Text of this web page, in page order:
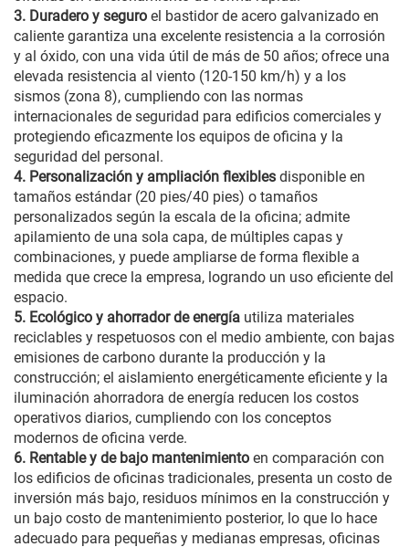
3. Duradero y seguro el bastidor de acero galvanizado en
caliente garantiza una excelente resistencia a la corrosión
y al óxido, con una vida útil de más de 50 años; ofrece una
elevada resistencia al viento (120-150 km/h) y a los
sismos (zona 8), cumpliendo con las normas
internacionales de seguridad para edificios comerciales y
protegiendo eficazmente los equipos de oficina y la
seguridad del personal.
4. Personalización y ampliación flexibles disponible en
tamaños estándar (20 pies/40 pies) o tamaños
personalizados según la escala de la oficina; admite
apilamiento de una sola capa, de múltiples capas y
combinaciones, y puede ampliarse de forma flexible a
medida que crece la empresa, logrando un uso eficiente del
espacio.
5. Ecológico y ahorrador de energía utiliza materiales
reciclables y respetuosos con el medio ambiente, con bajas
emisiones de carbono durante la producción y la
construcción; el aislamiento energéticamente eficiente y la
iluminación ahorradora de energía reducen los costos
operativos diarios, cumpliendo con los conceptos
modernos de oficina verde.
6. Rentable y de bajo mantenimiento en comparación con
los edificios de oficinas tradicionales, presenta un costo de
inversión más bajo, residuos mínimos en la construcción y
un bajo costo de mantenimiento posterior, lo que lo hace
adecuado para pequeñas y medianas empresas, oficinas